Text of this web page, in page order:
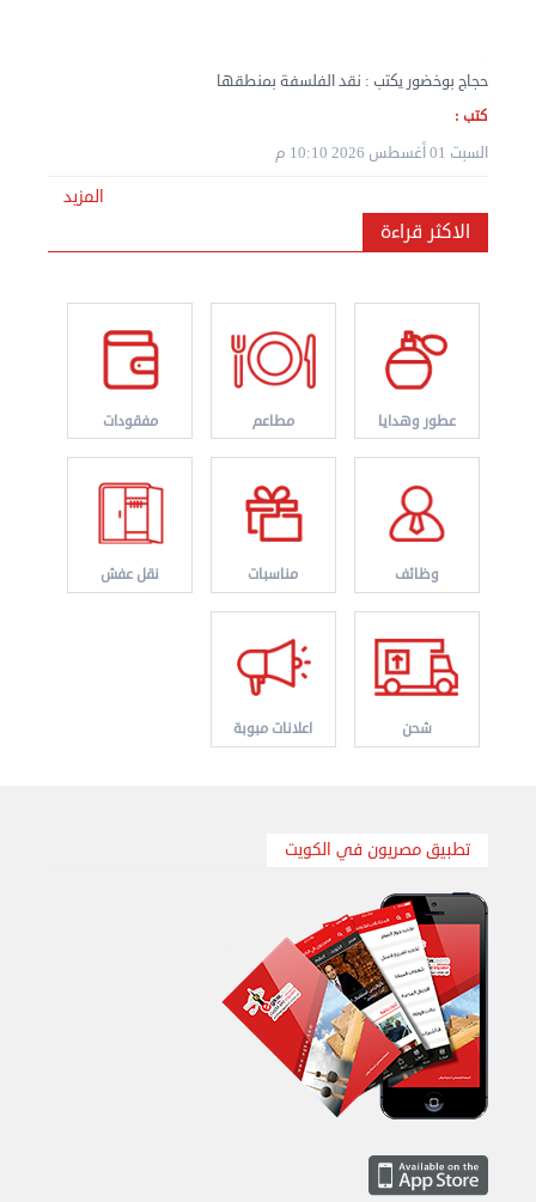
نقل عفش المنطقه العاشره 50636444 فك وتركيب ...
نقل عفش الكويت 50636444 فك وتركيب ايكيا محلي ...
نقل عفش الكويت 50636444 فك وتركيب ايكيا محلي ...
السبت 31 أغسطس 2024 06:31 م
حجاج بوخضور يكتب : نقد الفلسفة بمنطقها
كتب :
السبت 01 أغسطس 2026 10:10 م
المزيد
الاكثر قراءة
عطور وهدايا مطاعم مفقودات
وظائف مناسبات نقل عفش
شحن اعلانات مبوبة
تطبيق مصريون في الكويت